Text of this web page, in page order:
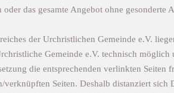
das gesamte Angebot ohne gesonderte
der Urchristlichen Gemeinde e.V.
Gemeinde e.V. technisch
die entsprechenden verlinkten
Seiten. Deshalb distanziert